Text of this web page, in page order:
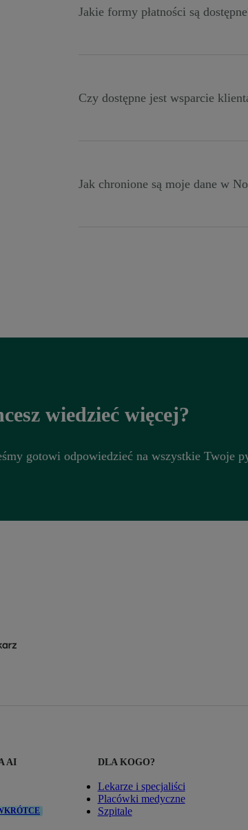
Jakie formy płatności są
Czy dostępne jest wsparcie
Jak chronione są moje dane w
wiedzieć więcej?
gotowi odpowiedzieć na wszystkie Twoje
AI DLA KOGO?
Lekarze i specjaliści
Placówki medyczne
Szpitale